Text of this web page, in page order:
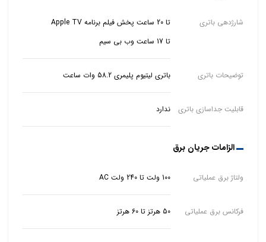
شارژدهی باتری
تا 20 ساعت پخش فیلم برنامه Apple TV
تا 17 ساعت وب بی سیم
توضیحات باتری باتری لیتیوم پلیمری 58.2 وات ساعت
قابلیت جداسازی باتری ندارد
الزامات جریان برق
ولتاژ برق عملیاتی 100 ولت تا 240 ولت AC
فرکانس برق عملیاتی 50 هرتز تا 60 هرتز